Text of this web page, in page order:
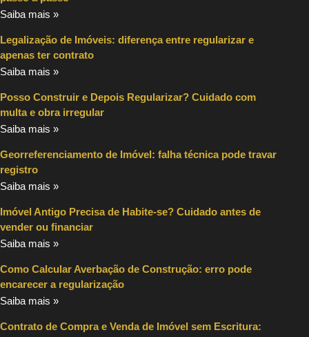
Saiba mais »
Legalização de Imóveis: diferença entre regularizar e
apenas ter contrato
Saiba mais »
Posso Construir e Depois Regularizar? Cuidado com
multa e obra irregular
Saiba mais »
Georreferenciamento de Imóvel: falha técnica pode travar
registro
Saiba mais »
Imóvel Antigo Precisa de Habite-se? Cuidado antes de
vender ou financiar
Saiba mais »
Como Calcular Averbação de Construção: erro pode
encarecer a regularização
Saiba mais »
Contrato de Compra e Venda de Imóvel sem Escritura: